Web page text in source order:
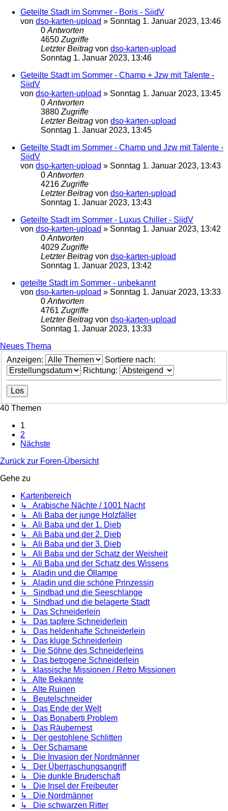
Geteilte Stadt im Sommer - Boris - SiidV
von dso-karten-upload » Sonntag 1. Januar 2023, 13:46
0Antworten
4650Zugriffe
Letzter Beitrag von dso-karten-upload
Sonntag 1. Januar 2023, 13:46
Geteilte Stadt im Sommer - Champ + Jzw mit Talente -
SiidV
von dso-karten-upload » Sonntag 1. Januar 2023, 13:45
0Antworten
3880Zugriffe
Letzter Beitrag von dso-karten-upload
Sonntag 1. Januar 2023, 13:45
Geteilte Stadt im Sommer - Champ und Jzw mit Talente -
SiidV
von dso-karten-upload » Sonntag 1. Januar 2023, 13:43
0Antworten
4216Zugriffe
Letzter Beitrag von dso-karten-upload
Sonntag 1. Januar 2023, 13:43
Geteilte Stadt im Sommer - Luxus Chiller - SiidV
von dso-karten-upload » Sonntag 1. Januar 2023, 13:42
0Antworten
4029Zugriffe
Letzter Beitrag von dso-karten-upload
Sonntag 1. Januar 2023, 13:42
geteilte Stadt im Sommer - unbekannt
von dso-karten-upload » Sonntag 1. Januar 2023, 13:33
0Antworten
4761Zugriffe
Letzter Beitrag von dso-karten-upload
Sonntag 1. Januar 2023, 13:33
Neues Thema
Anzeigen:
Sortiere nach:
Richtung:
40 Themen
1
2
Nächste
Zurück zur Foren-Übersicht
Gehe zu
Kartenbereich
↳ Arabische Nächte / 1001 Nacht
↳ Ali Baba der junge Holzfäller
↳ Ali Baba und der 1. Dieb
↳ Ali Baba und der 2. Dieb
↳ Ali Baba und der 3. Dieb
↳ Ali Baba und der Schatz der Weisheit
↳ Ali Baba und der Schatz des Wissens
↳ Aladin und die Öllampe
↳ Aladin und die schöne Prinzessin
↳ Sindbad und die Seeschlange
↳ Sindbad und die belagerte Stadt
↳ Das Schneiderlein
↳ Das tapfere Schneiderlein
↳ Das heldenhafte Schneiderlein
↳ Das kluge Schneiderlein
↳ Die Söhne des Schneiderleins
↳ Das betrogene Schneiderlein
↳ klassische Missionen / Retro Missionen
↳ Alte Bekannte
↳ Alte Ruinen
↳ Beutelschneider
↳ Das Ende der Welt
↳ Das Bonaberti Problem
↳ Das Räubernest
↳ Der gestohlene Schlitten
↳ Der Schamane
↳ Die Invasion der Nordmänner
↳ Der Überraschungsangriff
↳ Die dunkle Bruderschaft
↳ Die Insel der Freibeuter
↳ Die Nordmänner
↳ Die schwarzen Ritter